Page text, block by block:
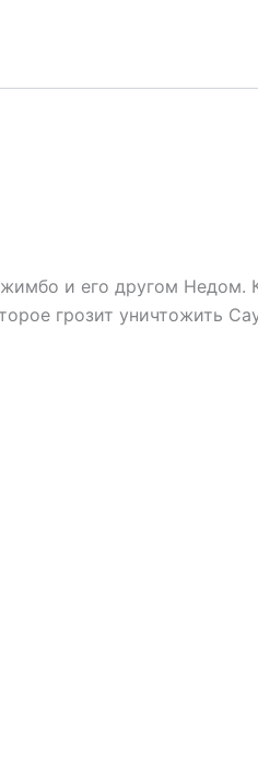
и его другом
грозит уничтожить